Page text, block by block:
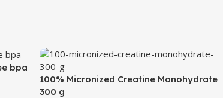
bpa
100% Micronized Creatine Monohydrate
300 g